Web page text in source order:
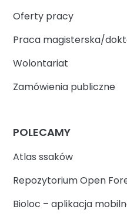
Oferty pracy
Praca magisterska/
Wolontariat
Zamówienia publiczne
POLECAMY
Atlas ssaków
Repozytorium Open
Bioloc – aplikacja